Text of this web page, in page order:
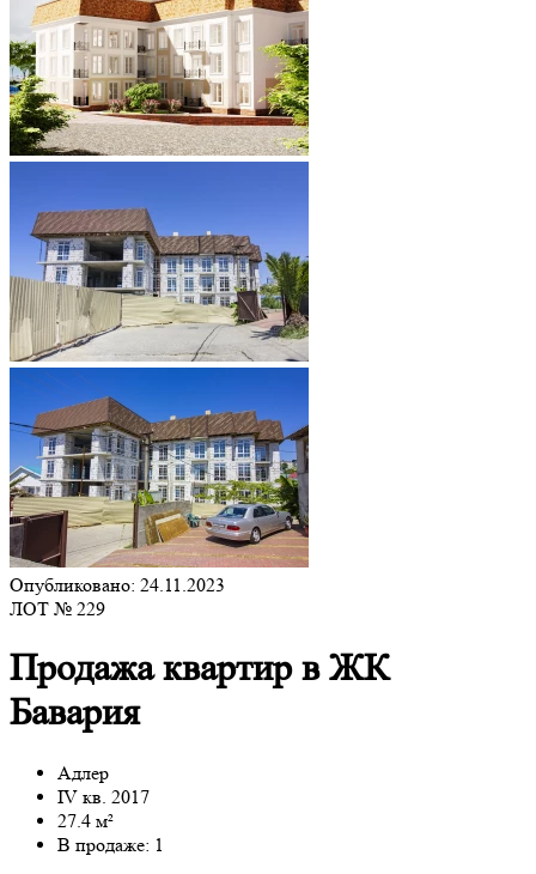
Опубликовано: 24.11.2023
ЛОТ № 229
Продажа квартир в ЖК
Бавария
Адлер
IV кв. 2017
27.4 м²
В продаже: 1